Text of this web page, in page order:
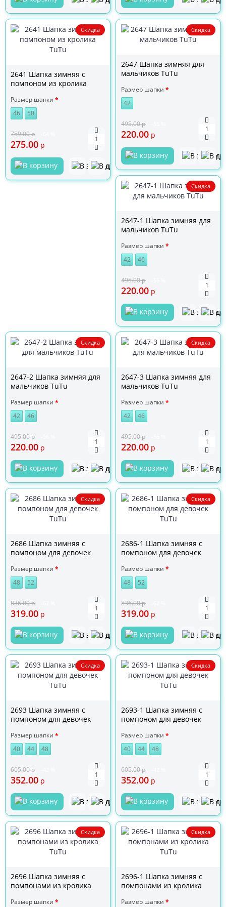
Скидка
2641 Шапка зимняя с
помпоном из кролика
Размер шапки
46
50
759.00р
275.00 р
Скидка
2647 Шапка зимняя для
мальчиков TuTu
Размер шапки
42
495.00р
220.00 р
Скидка
2647-1 Шапка зимняя для
мальчиков TuTu
Размер шапки
42
46
495.00р
220.00 р
Скидка
2647-2 Шапка зимняя для
мальчиков TuTu
Размер шапки
42
46
495.00р
220.00 р
Скидка
2647-3 Шапка зимняя для
мальчиков TuTu
Размер шапки
42
46
495.00р
220.00 р
Скидка
2686 Шапка зимняя с
помпоном для девочек
Размер шапки
48
52
836.00р
319.00 р
Скидка
2686-1 Шапка зимняя с
помпоном для девочек
Размер шапки
48
52
836.00р
319.00 р
Скидка
2693 Шапка зимняя с
помпоном для девочек
Размер шапки
40
44 48
605.00р
352.00 р
Скидка
2693-1 Шапка зимняя с
помпоном для девочек
Размер шапки
40
44 48
605.00р
352.00 р
Скидка
2696 Шапка зимняя с
помпонами из кролика
Размер шапки
Скидка
2696-1 Шапка зимняя с
помпонами из кролика
Размер шапки